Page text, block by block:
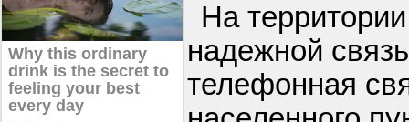
На
надежной
телефонная